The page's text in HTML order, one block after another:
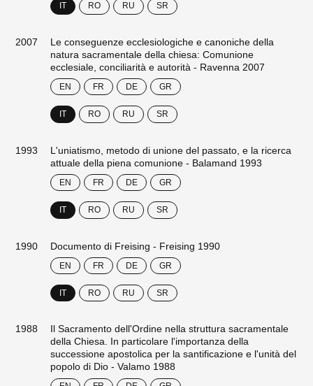
IT RO RU SR
2007
Le conseguenze ecclesiologiche e canoniche della
natura sacramentale della chiesa: Comunione
ecclesiale, conciliarità e autorità - Ravenna 2007
EN FR DE GR
IT RO RU SR
1993
L'uniatismo, metodo di unione del passato, e la ricerca
attuale della piena comunione - Balamand 1993
EN FR DE GR
IT RO RU SR
1990 Documento di Freising - Freising 1990
EN FR DE GR
IT RO RU SR
1988
Il Sacramento dell'Ordine nella struttura sacramentale
della Chiesa. In particolare l'importanza della
successione apostolica per la santificazione e l'unità del
popolo di Dio - Valamo 1988